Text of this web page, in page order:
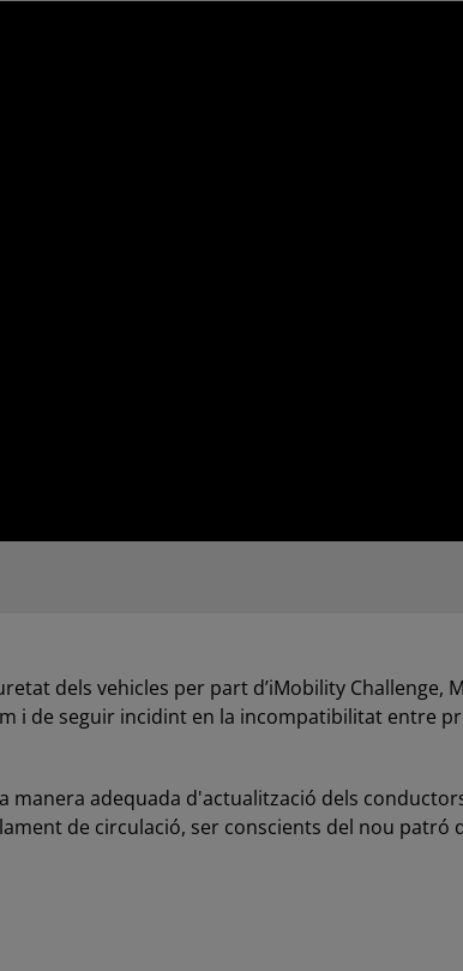
dels vehicles per part d’iMobility Challenge,
i de seguir incidint en la incompatibilitat entre
manera adequada d'actualització dels
de circulació, ser conscients del nou patró